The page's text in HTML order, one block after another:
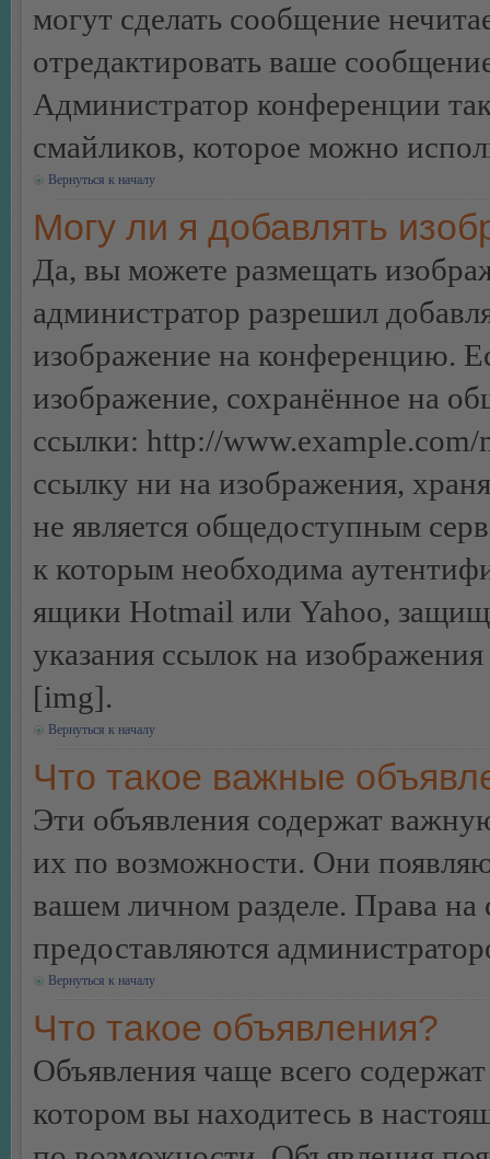
могут сделать сообщение
отредактировать ваше
Администратор конференции
смайликов, которое можно
Вернуться к началу
Могу ли я добавлять
Да, вы можете размещать
администратор разрешил
изображение на конференцию.
изображение, сохранённое на
ссылки: http://
ссылку ни на изображения,
не является общедоступным
к которым необходима
ящики Hotmail или Yahoo,
указания ссылок на
[img].
Вернуться к началу
Что такое важные
Эти объявления содержат
их по возможности. Они
вашем личном разделе. Права
предоставляются
Вернуться к началу
Что такое объявления?
Объявления чаще всего
котором вы находитесь в